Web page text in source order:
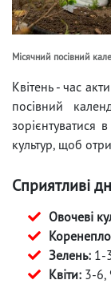
Місячний посівний
Квітень - час
посівний
зорієнтуватися
культур, щоб
Сприятливі
Овочеві
Зелень: 1-
Квіти: 3-6,